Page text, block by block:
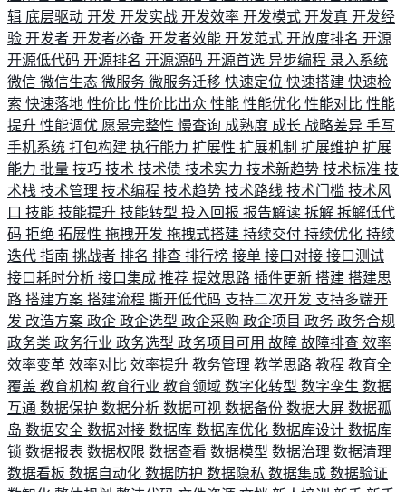
辑 底层驱动 开发 开发实战 开发效率 开发模式 开发真 开发经
验 开发者 开发者必备 开发者效能 开发范式 开放度排名 开源
开源低代码 开源排名 开源源码 开源首选 异步编程 录入系统
微信 微信生态 微服务 微服务迁移 快速定位 快速搭建 快速检
索 快速落地 性价比 性价比出众 性能 性能优化 性能对比 性能
提升 性能调优 愿景完整性 慢查询 成熟度 成长 战略差异 手写
手机系统 打包构建 执行能力 扩展性 扩展机制 扩展维护 扩展
能力 批量 技巧 技术 技术债 技术实力 技术新趋势 技术标准 技
术栈 技术管理 技术编程 技术趋势 技术路线 技术门槛 技术风
口 技能 技能提升 技能转型 投入回报 报告解读 拆解 拆解低代
码 拒绝 拓展性 拖拽开发 拖拽式搭建 持续交付 持续优化 持续
迭代 指南 挑战者 排名 排查 排行榜 接单 接口对接 接口测试
接口耗时分析 接口集成 推荐 提效思路 插件更新 搭建 搭建思
路 搭建方案 搭建流程 撕开低代码 支持二次开发 支持多端开
发 改造方案 政企 政企选型 政企采购 政企项目 政务 政务合规
政务类 政务行业 政务选型 政务项目可用 故障 故障排查 效率
效率变革 效率对比 效率提升 教务管理 教学思路 教程 教育全
覆盖 教育机构 教育行业 教育领域 数字化转型 数字孪生 数据
互通 数据保护 数据分析 数据可视 数据备份 数据大屏 数据孤
岛 数据安全 数据对接 数据库 数据库优化 数据库设计 数据库
锁 数据报表 数据权限 数据查看 数据模型 数据治理 数据清理
数据看板 数据自动化 数据防护 数据隐私 数据集成 数据验证